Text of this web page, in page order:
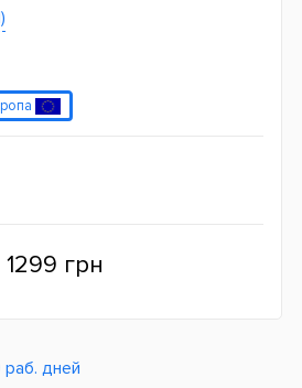
1299 грн
раб. дней